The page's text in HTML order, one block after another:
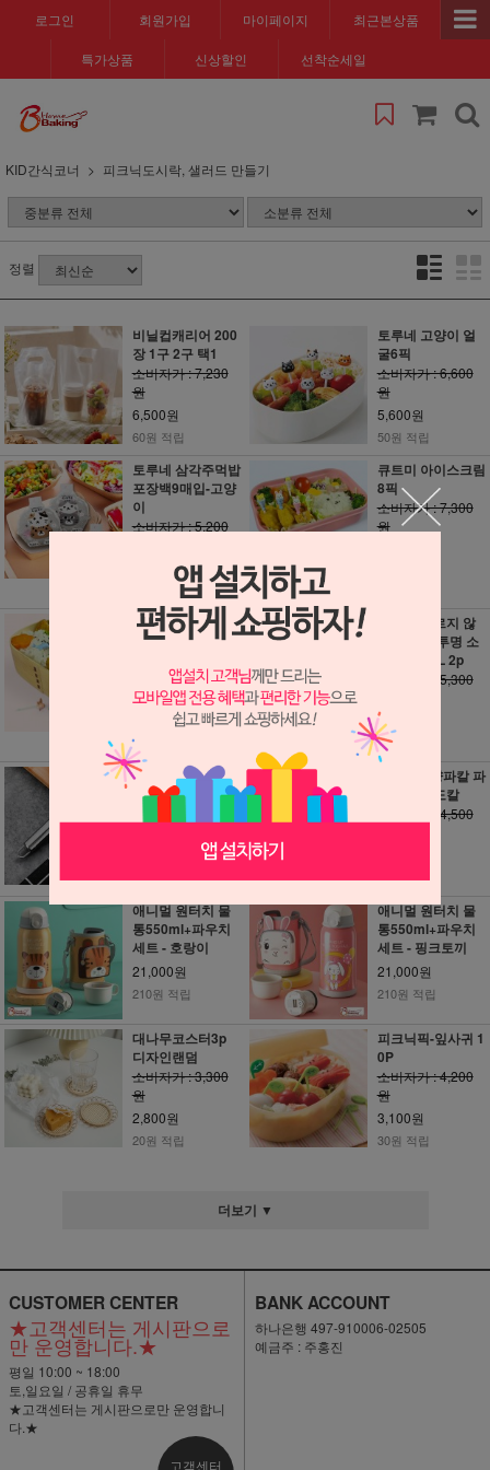
로그인 회원가입 마이페이지 최근본상품
특가상품 신상할인 선착순세일
KID간식코너 피크닉도시락, 샐러드 만들기
정렬
비닐컵캐리어 200
장 1구 2구 택1
소비자가 : 7,230
원
6,500원
60원 적립
토루네 고양이 얼
굴6픽
소비자가 : 6,600
원
5,600원
50원 적립
토루네 삼각주먹밥
포장백9매입-고양
이
소비자가 : 5,200
4,200원
40원 적립
큐트미 아이스크림
8픽
소비자가 : 7,300
원
큐트미 돌고래 바
다친구8픽
5,200원
50원 적립
큐트미 흐르지 않
는 원터치 투명 소
스통250ML 2p
소비자가 : 5,300
4,800원
40원 적립
호박 코코넛 스크
레이퍼
소비자가 : 4,000
30원 적립
304스텐 양파칼 파
채칼 다용도칼
소비자가 : 4,500
30원 적립
애니멀 원터치 물
통550ml+파우치
세트 - 호랑이
21,000원
210원 적립
애니멀 원터치 물
통550ml+파우치
세트 - 핑크토끼
21,000원
210원 적립
대나무코스터3p
디자인랜덤
소비자가 : 3,300
원
2,800원
20원 적립
피크닉픽-잎사귀 1
0P
소비자가 : 4,200
원
3,100원
30원 적립
더보기 ▼
CUSTOMER CENTER
★고객센터는 게시판으로
만 운영합니다.★
평일 10:00 ~ 18:00
토,일요일 / 공휴일 휴무
★고객센터는 게시판으로만 운영합니
다.★
고객센터
BANK ACCOUNT
하나은행 497-910006-02505
예금주 : 주홍진